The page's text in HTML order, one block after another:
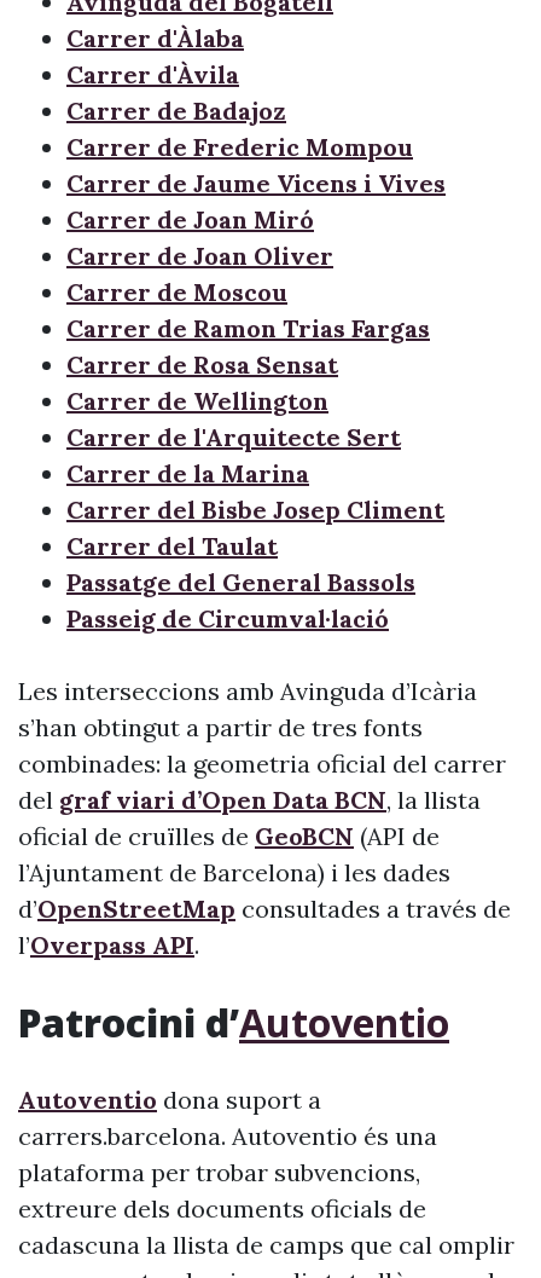
Carrer d'Àlaba
Carrer d'Àvila
Carrer de Badajoz
Carrer de Frederic Mompou
Carrer de Jaume Vicens i Vives
Carrer de Joan Miró
Carrer de Joan Oliver
Carrer de Moscou
Carrer de Ramon Trias Fargas
Carrer de Rosa Sensat
Carrer de Wellington
Carrer de l'Arquitecte Sert
Carrer de la Marina
Carrer del Bisbe Josep Climent
Carrer del Taulat
Passatge del General Bassols
Passeig de Circumval·lació
Les interseccions amb Avinguda d’Icària
s’han obtingut a partir de tres fonts
combinades: la geometria oficial del carrer
del graf viari d’Open Data BCN, la llista
oficial de cruïlles de GeoBCN (API de
l’Ajuntament de Barcelona) i les dades
d’OpenStreetMap consultades a través de
l’Overpass API.
Patrocini d’Autoventio
Autoventio dona suport a
carrers.barcelona. Autoventio és una
plataforma per trobar subvencions,
extreure dels documents oficials de
cadascuna la llista de camps que cal omplir